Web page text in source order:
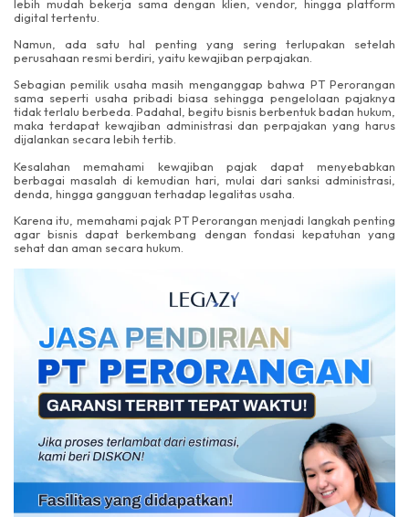
lebih mudah bekerja sama dengan klien, vendor, hingga platform
digital tertentu.
Namun, ada satu hal penting yang sering terlupakan setelah
perusahaan resmi berdiri, yaitu kewajiban perpajakan.
Sebagian pemilik usaha masih menganggap bahwa PT Perorangan
sama seperti usaha pribadi biasa sehingga pengelolaan pajaknya
tidak terlalu berbeda. Padahal, begitu bisnis berbentuk badan hukum,
maka terdapat kewajiban administrasi dan perpajakan yang harus
dijalankan secara lebih tertib.
Kesalahan memahami kewajiban pajak dapat menyebabkan
berbagai masalah di kemudian hari, mulai dari sanksi administrasi,
denda, hingga gangguan terhadap legalitas usaha.
Karena itu, memahami pajak PT Perorangan menjadi langkah penting
agar bisnis dapat berkembang dengan fondasi kepatuhan yang
sehat dan aman secara hukum.